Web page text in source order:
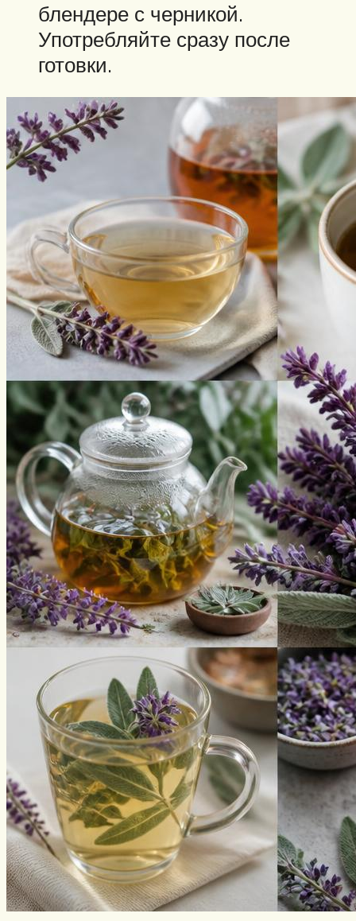
блендере с черникой.
Употребляйте сразу после
готовки.